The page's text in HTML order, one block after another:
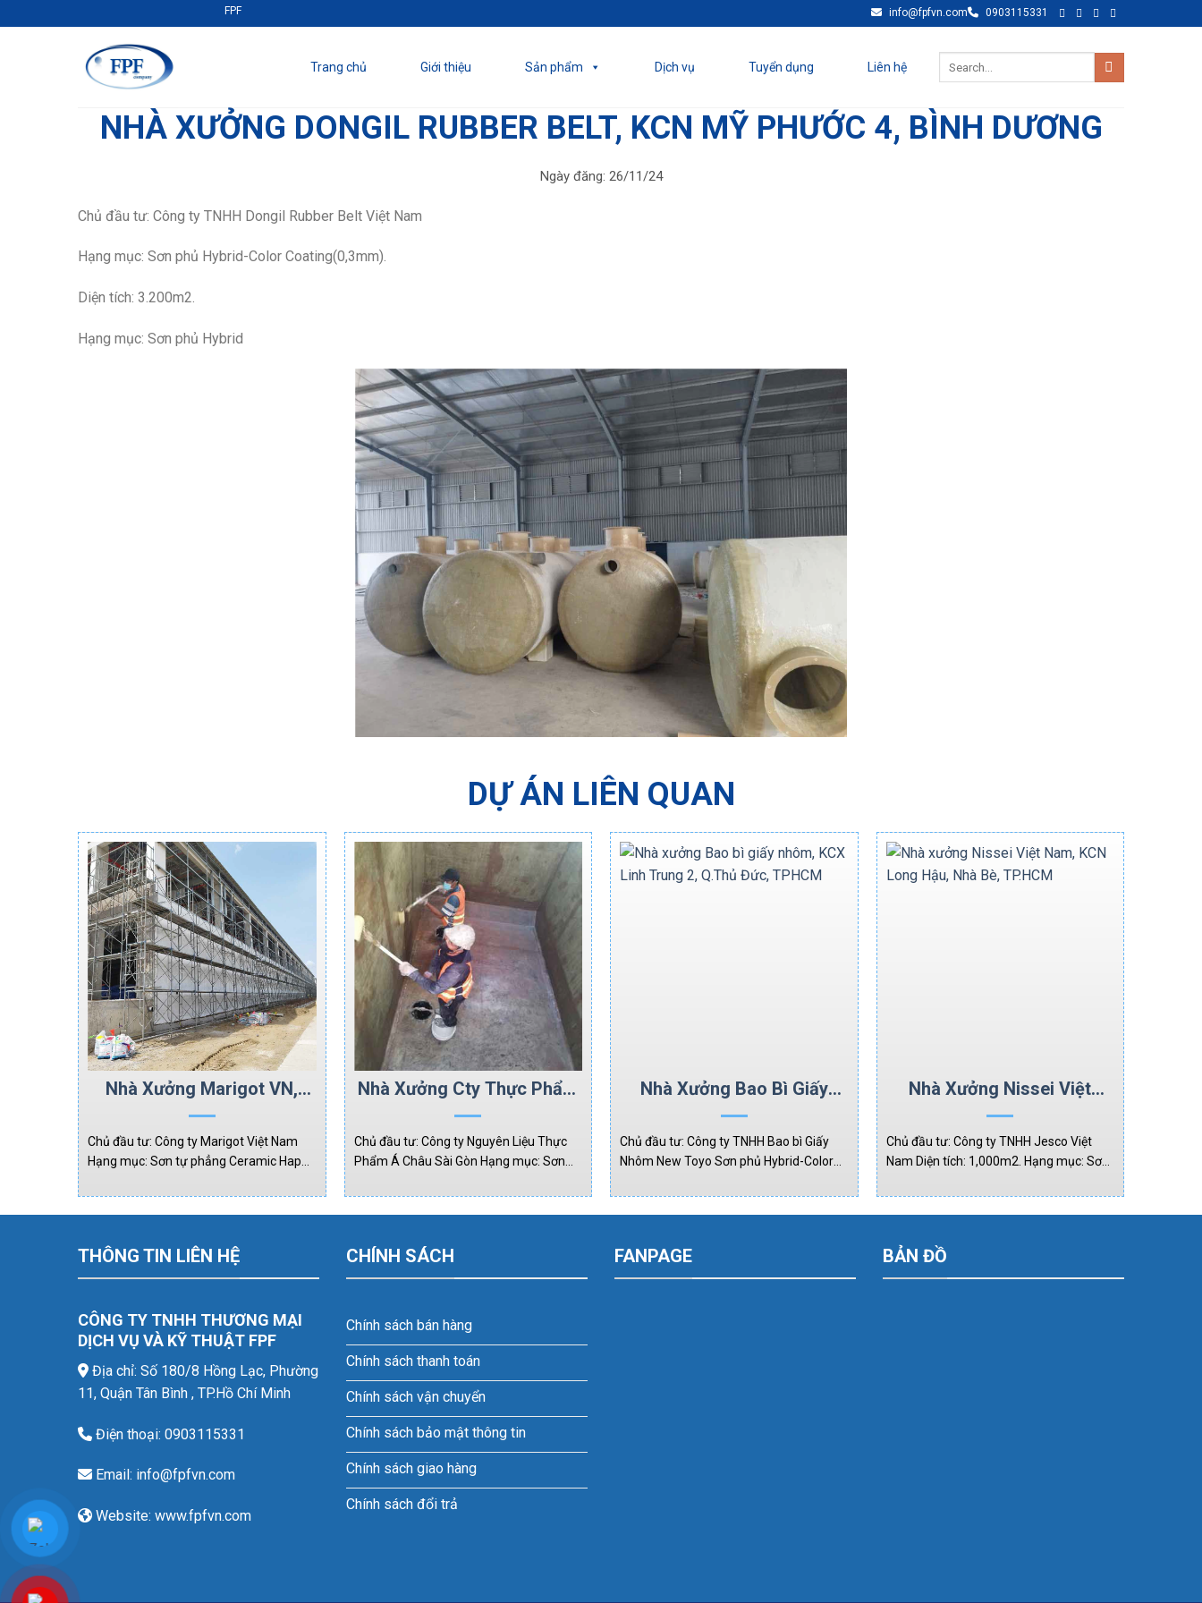
to
FPF | Uy tín - Chất lượng - Tận tâm! info@fpfvn.com 0903115331
Trang chủ Giới thiệu Sản phẩm Dịch vụ Tuyển dụng Liên hệ
NHÀ XƯỞNG DONGIL RUBBER BELT, KCN MỸ PHƯỚC 4, BÌNH DƯƠNG
Ngày đăng: 26/11/24
Chủ đầu tư: Công ty TNHH Dongil Rubber Belt Việt Nam
Hạng mục: Sơn phủ Hybrid-Color Coating(0,3mm).
Diện tích: 3.200m2.
Hạng mục: Sơn phủ Hybrid
DỰ ÁN LIÊN QUAN
Nhà Xưởng Marigot VN,
KCN Nhơn Trạch 5 – Đồng
Nai
Chủ đầu tư: Công ty Marigot Việt Nam
Hạng mục: Sơn tự phẳng Ceramic Happy
-0,4mm). Diện tích: 2,000m2.
Nhà Xưởng Cty Thực Phẩm
Á Châu Sài Gòn
Chủ đầu tư: Công ty Nguyên Liệu Thực
Phẩm Á Châu Sài Gòn Hạng mục: Sơn
0,4mm). Diện tích: 1,500m2.
Nhà Xưởng Bao Bì Giấy
Nhôm, KCX Linh Trung 2,
Q.Thủ Đức, TPHCM
Chủ đầu tư: Công ty TNHH Bao bì Giấy
Nhôm New Toyo Sơn phủ Hybrid-Color
Hạng mục: Sơn phủ Hybrid
Nhà Xưởng Nissei Việt
Nam, KCN Long Hậu, Nhà
Bè, TP.HCM
Chủ đầu tư: Công ty TNHH Jesco Việt
Nam Diện tích: 1,000m2. Hạng mục: Sơn
THÔNG TIN LIÊN HỆ
CÔNG TY TNHH THƯƠNG MẠI
DỊCH VỤ VÀ KỸ THUẬT FPF
Địa chỉ: Số 180/8 Hồng Lạc, Phường
11, Quận Tân Bình , TP.Hồ Chí Minh
Điện thoại: 0903115331
Email: info@fpfvn.com
Website: www.fpfvn.com
CHÍNH SÁCH
Chính sách bán hàng
Chính sách thanh toán
Chính sách vận chuyển
Chính sách bảo mật thông tin
Chính sách giao hàng
Chính sách đổi trả
FANPAGE BẢN ĐỒ